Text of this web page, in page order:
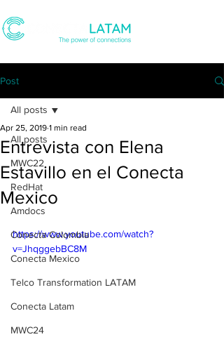
Post
All posts
MWC22
RedHat
Amdocs
Conecta Colombia
Conecta Mexico
Telco Transformation LATAM
Conecta Latam
MWC24
All posts
Entrevista con Elena
Estavillo en el Conecta
Mexico
Apr 25, 2019 1 min read
https://www.youtube.com/watch?
v=JhqggebBC8M